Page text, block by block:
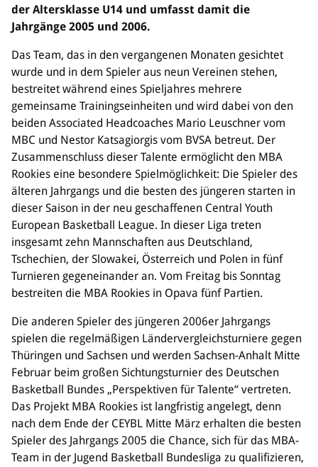
Schiedsrichterwesen
Bildungsangebote im BVSA
Service
Stellenangebote
Downloads
Turnier- & Campbörse
FAQ
Kontakt
Vereinsfanshops
der Altersklasse U14 und umfasst damit die
Jahrgänge 2005 und 2006.
Das Team, das in den vergangenen Monaten gesichtet
wurde und in dem Spieler aus neun Vereinen stehen,
bestreitet während eines Spieljahres mehrere
gemeinsame Trainingseinheiten und wird dabei von den
beiden Associated Headcoaches Mario Leuschner vom
MBC und Nestor Katsagiorgis vom BVSA betreut. Der
Zusammenschluss dieser Talente ermöglicht den MBA
Rookies eine besondere Spielmöglichkeit: Die Spieler des
älteren Jahrgangs und die besten des jüngeren starten in
dieser Saison in der neu geschaffenen Central Youth
European Basketball League. In dieser Liga treten
insgesamt zehn Mannschaften aus Deutschland,
Tschechien, der Slowakei, Österreich und Polen in fünf
Turnieren gegeneinander an. Vom Freitag bis Sonntag
bestreiten die MBA Rookies in Opava fünf Partien.
Die anderen Spieler des jüngeren 2006er Jahrgangs
spielen die regelmäßigen Ländervergleichsturniere gegen
Thüringen und Sachsen und werden Sachsen-Anhalt Mitte
Februar beim großen Sichtungsturnier des Deutschen
Basketball Bundes „Perspektiven für Talente“ vertreten.
Das Projekt MBA Rookies ist langfristig angelegt, denn
nach dem Ende der CEYBL Mitte März erhalten die besten
Spieler des Jahrgangs 2005 die Chance, sich für das MBA-
Team in der Jugend Basketball Bundesliga zu qualifizieren,